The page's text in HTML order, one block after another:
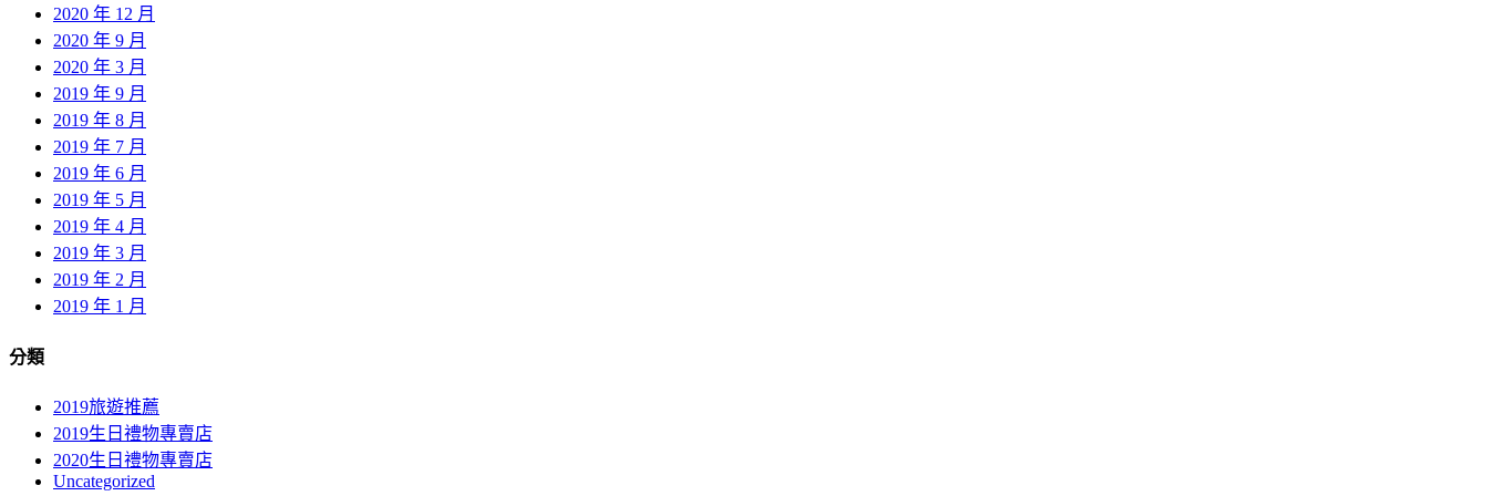
2020 年 12 月
2020 年 9 月
2020 年 3 月
2019 年 9 月
2019 年 8 月
2019 年 7 月
2019 年 6 月
2019 年 5 月
2019 年 4 月
2019 年 3 月
2019 年 2 月
2019 年 1 月
分類
2019旅遊推薦
2019生日禮物專賣店
2020生日禮物專賣店
Uncategorized